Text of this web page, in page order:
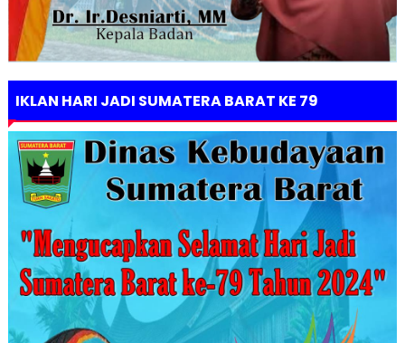
IKLAN HARI JADI SUMATERA BARAT KE 79